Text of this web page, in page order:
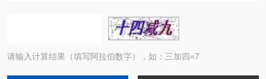
请输入计算结果（填写阿拉伯数字），如：三加四=7